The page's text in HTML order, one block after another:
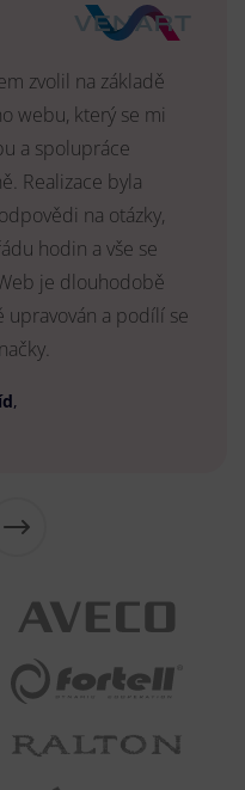
zvolil na základě
webu, který se mi
a spolupráce
Realizace byla
na otázky,
hodin a vše se
je dlouhodobě
upravován a podílí se
,